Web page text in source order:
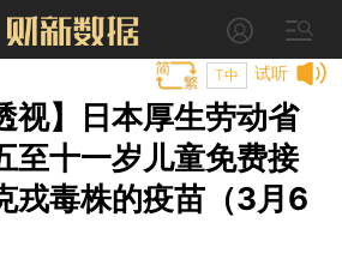
试听
T中
视】日本厚生劳动省
至十一岁儿童免费接
戎毒株的疫苗（3月6